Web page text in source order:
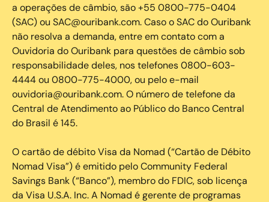
a operações de câmbio, são +55 0800-775-0404
(SAC) ou SAC@ouribank.com. Caso o SAC do Ouribank
não resolva a demanda, entre em contato com a
Ouvidoria do Ouribank para questões de câmbio sob
responsabilidade deles, nos telefones 0800-603-
4444 ou 0800-775-4000, ou pelo e-mail
ouvidoria@ouribank.com. O número de telefone da
Central de Atendimento ao Público do Banco Central
do Brasil é 145.
O cartão de débito Visa da Nomad (“Cartão de Débito
Nomad Visa”) é emitido pelo Community Federal
Savings Bank (“Banco”), membro do FDIC, sob licença
da Visa U.S.A. Inc. A Nomad é gerente de programas